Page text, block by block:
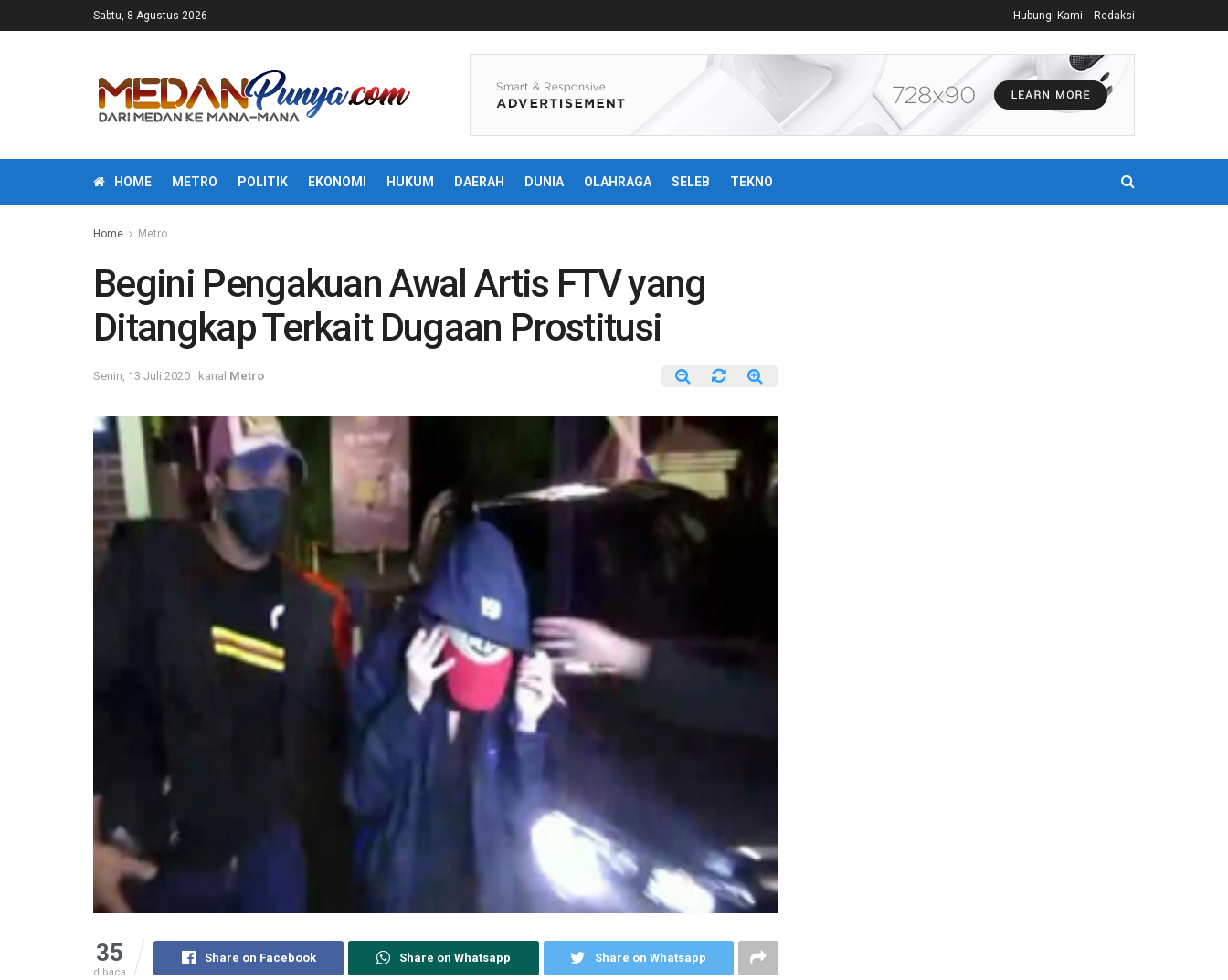
Sabtu, 8 Agustus 2026 Hubungi Kami Redaksi
HOME METRO POLITIK EKONOMI HUKUM DAERAH DUNIA OLAHRAGA SELEB TEKNO
Home Metro
Begini Pengakuan Awal Artis FTV yang
Ditangkap Terkait Dugaan Prostitusi
Senin, 13 Juli 2020 kanal Metro
35
dibaca
Share on Facebook Share on Whatsapp Share on Whatsapp